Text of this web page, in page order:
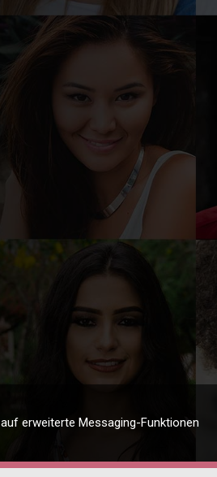
erweiterte Messaging-Funktionen